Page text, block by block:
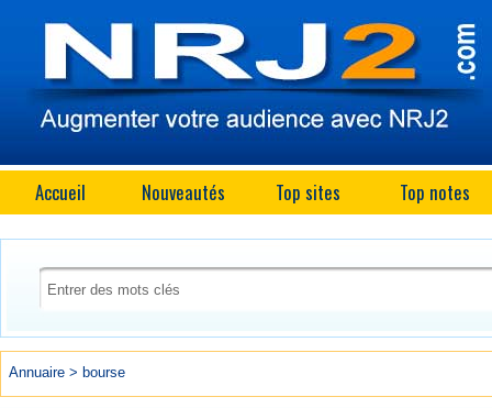
Accueil Nouveautés Top sites Top notes
Annuaire > bourse